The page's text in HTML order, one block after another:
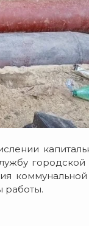
работы.